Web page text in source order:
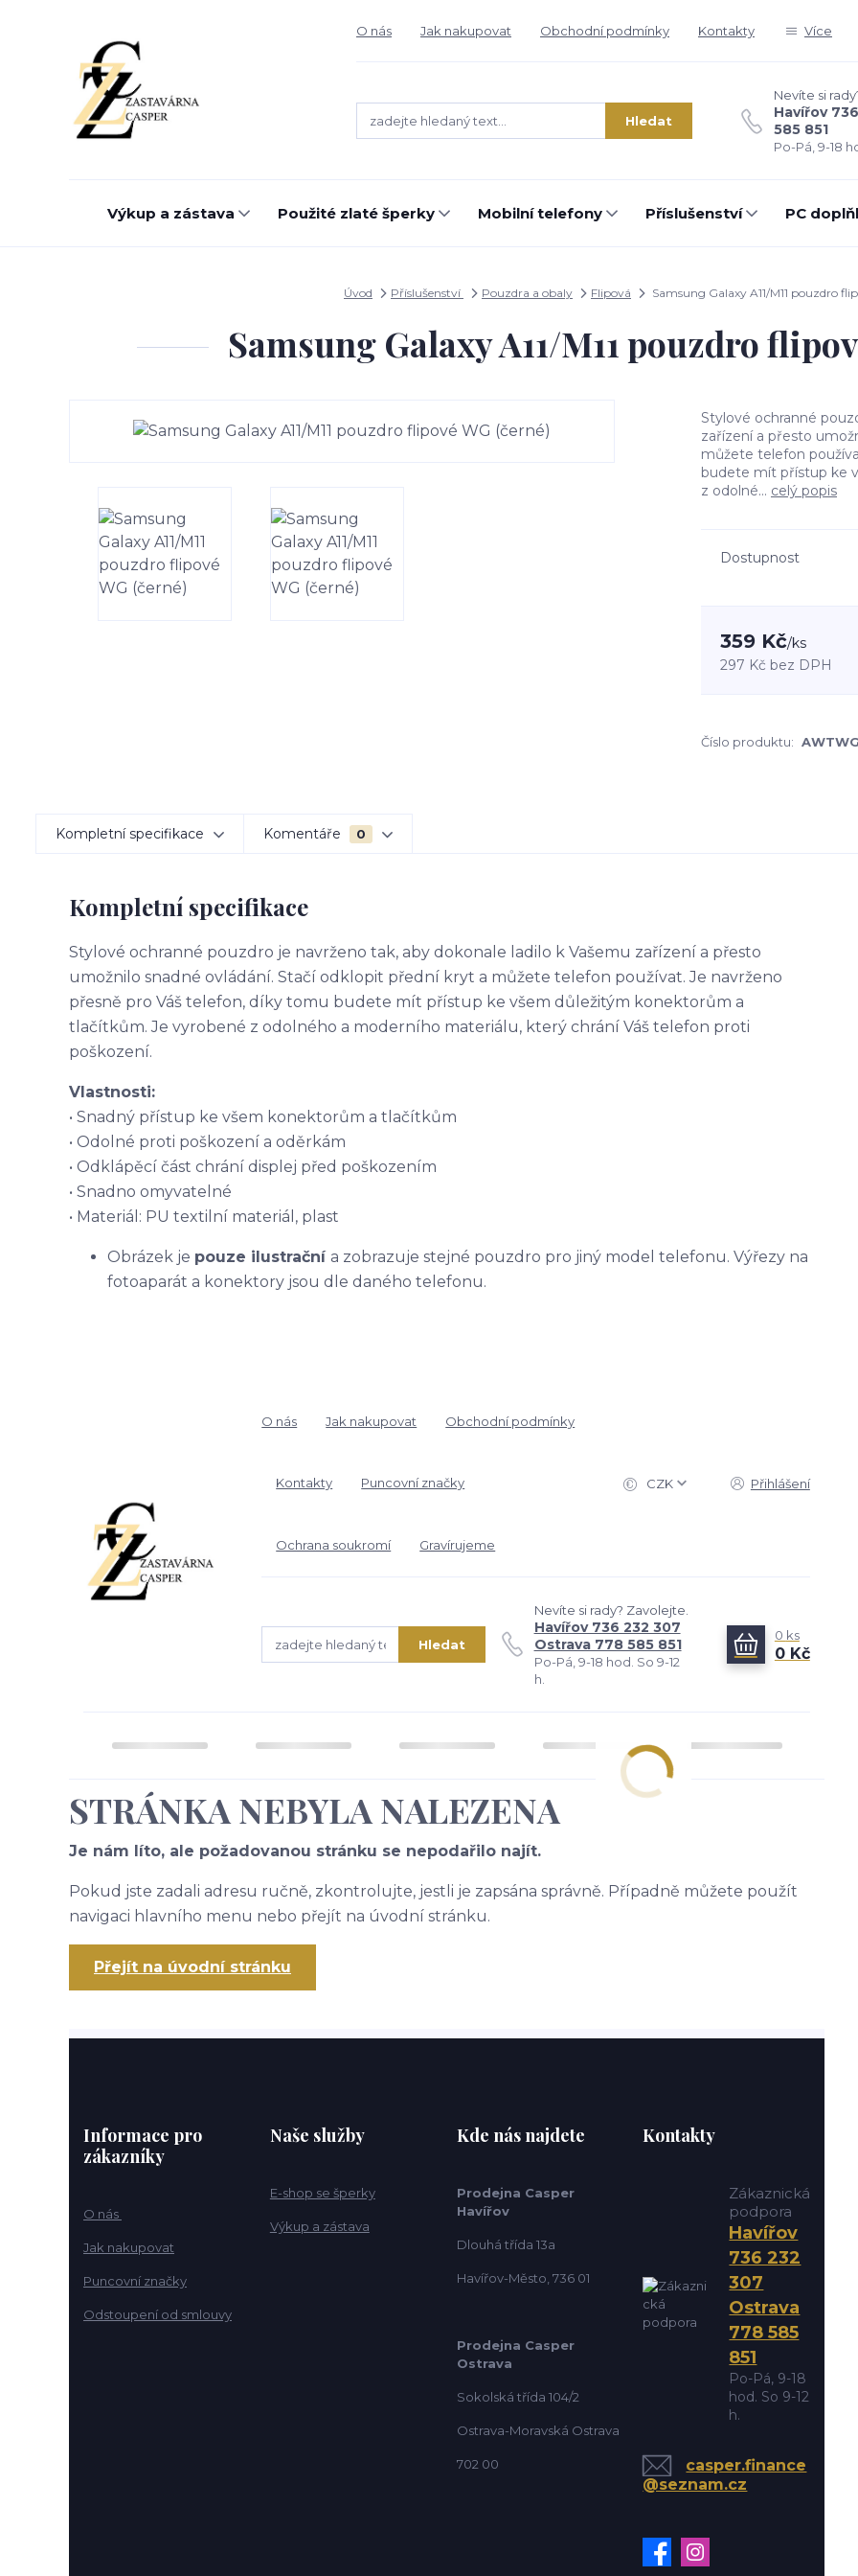
O nás Jak nakupovat Obchodní podmínky Kontakty Více
Hledat
Nevíte si
Havířov
585 851
Po-Pá, 9-18
Výkup a zástava Použité zlaté šperky Mobilní telefony Příslušenství PC
Úvod Příslušenství Pouzdra a obaly Flipová Samsung Galaxy A11/M11 pouzdro
Samsung Galaxy A11/M11 pouzdro
Stylové ochranné
zařízení a přesto
můžete telefon
budete mít přístup ke
z odolné... celý popis
Dostupnost
359 Kč/ks
297 Kč bez DPH
Číslo produktu:
Kompletní specifikace Komentáře 0
Kompletní specifikace
Stylové ochranné pouzdro je navrženo tak, aby dokonale ladilo k Vašemu zařízení a přesto
umožnilo snadné ovládání. Stačí odklopit přední kryt a můžete telefon používat. Je navrženo
přesně pro Váš telefon, díky tomu budete mít přístup ke všem důležitým konektorům a
tlačítkům. Je vyrobené z odolného a moderního materiálu, který chrání Váš telefon proti
poškození.
Vlastnosti:
• Snadný přístup ke všem konektorům a tlačítkům
• Odolné proti poškození a oděrkám
• Odklápěcí část chrání displej před poškozením
• Snadno omyvatelné
• Materiál: PU textilní materiál, plast
Obrázek je pouze ilustrační a zobrazuje stejné pouzdro pro jiný model telefonu. Výřezy na
fotoaparát a konektory jsou dle daného telefonu.
O nás Jak nakupovat Obchodní podmínky
Kontakty Puncovní značky
Ochrana soukromí Gravírujeme
CZK Přihlášení
Hledat
Nevíte si rady? Zavolejte.
Havířov 736 232 307
Ostrava 778 585 851
Po-Pá, 9-18 hod. So 9-12
h.
0 ks
0 Kč
STRÁNKA NEBYLA NALEZENA
Je nám líto, ale požadovanou stránku se nepodařilo najít.
Pokud jste zadali adresu ručně, zkontrolujte, jestli je zapsána správně. Případně můžete použít
navigaci hlavního menu nebo přejít na úvodní stránku.
Přejít na úvodní stránku
Informace pro
zákazníky
O nás
Jak nakupovat
Puncovní značky
Odstoupení od smlouvy
Naše služby
E-shop se šperky
Výkup a zástava
Kde nás najdete
Prodejna Casper
Havířov
Dlouhá třída 13a
Havířov-Město, 736 01
Prodejna Casper
Ostrava
Sokolská třída 104/2
Ostrava-Moravská Ostrava
702 00
Kontakty
Zákaznická
podpora
Havířov
736 232
307
Ostrava
778 585
851
Po-Pá, 9-18
hod. So 9-12
h.
casper.finance
@seznam.cz